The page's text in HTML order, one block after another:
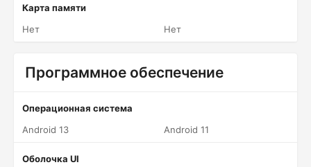
Карта памяти
Нет
Нет
Программное обеспечение
Операционная система
Android 13
Android 11
Оболочка UI